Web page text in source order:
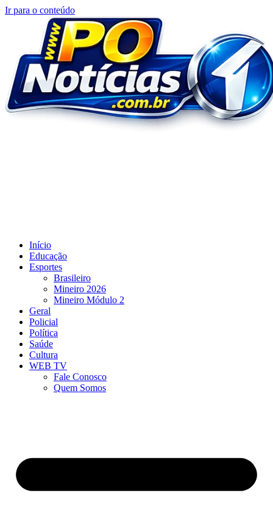
Ir para o conteúdo
Início
Educação
Esportes
Brasileiro
Mineiro 2026
Mineiro Módulo 2
Geral
Policial
Política
Saúde
Cultura
WEB TV
Fale Conosco
Quem Somos